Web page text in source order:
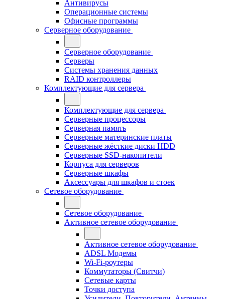
Антивирусы
Операционные системы
Офисные программы
Серверное оборудование
Серверное оборудование
Серверы
Системы хранения данных
RAID контроллеры
Комплектующие для сервера
Комплектующие для сервера
Серверные процессоры
Серверная память
Серверные материнские платы
Серверные жёсткие диски HDD
Серверные SSD-накопители
Корпуса для серверов
Серверные шкафы
Аксессуары для шкафов и стоек
Сетевое оборудование
Сетевое оборудование
Активное сетевое оборудование
Активное сетевое оборудование
ADSL Модемы
Wi-Fi-роутеры
Коммутаторы (Свитчи)
Сетевые карты
Точки доступа